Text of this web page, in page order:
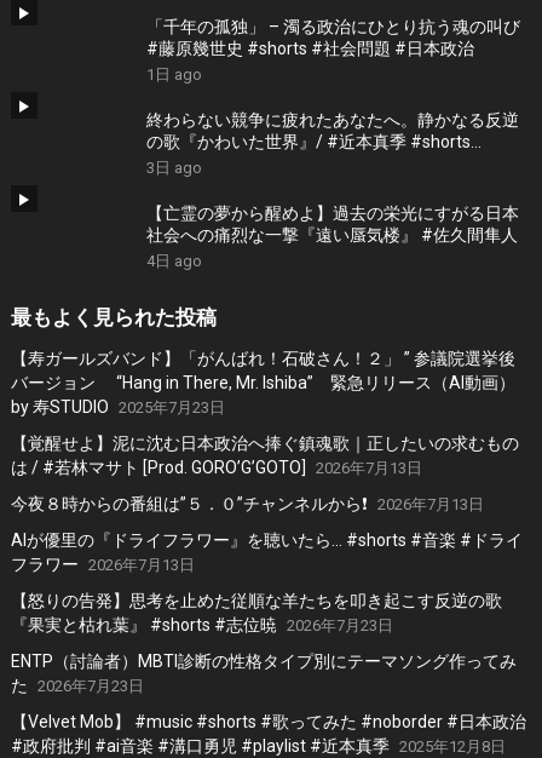
「千年の孤独」 – 濁る政治にひとり抗う魂の叫び
#藤原幾世史 #shorts #社会問題 #日本政治
1日 ago
終わらない競争に疲れたあなたへ。静かなる反逆
の歌『かわいた世界』/ #近本真季 #shorts
#music
3日 ago
【亡霊の夢から醒めよ】過去の栄光にすがる日本
社会への痛烈な一撃『遠い蜃気楼』 #佐久間隼人
4日 ago
最もよく見られた投稿
【寿ガールズバンド】「がんばれ！石破さん！２」 ” 参議院選挙後
バージョン “Hang in There, Mr. Ishiba” 緊急リリース（AI動画）
by 寿STUDIO 2025年7月23日
【覚醒せよ】泥に沈む日本政治へ捧ぐ鎮魂歌｜正したいの求むもの
は / #若林マサト [Prod. GORO’G’GOTO]
2026年7月13日
今夜８時からの番組は”５．０”チャンネルから❗️ 2026年7月13日
AIが優里の『ドライフラワー』を聴いたら… #shorts #音楽 #ドライ
フラワー 2026年7月13日
【怒りの告発】思考を止めた従順な羊たちを叩き起こす反逆の歌
『果実と枯れ葉』 #shorts #志位暁 2026年7月23日
ENTP（討論者）MBTI診断の性格タイプ別にテーマソング作ってみ
た
2026年7月23日
【Velvet Mob】 #music #shorts #歌ってみた #noborder #日本政治
#政府批判 #ai音楽 #溝口勇児 #playlist #近本真季 2025年12月8日